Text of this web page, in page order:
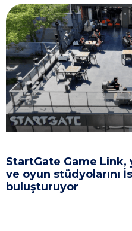
StartGate Game Link,
ve oyun stüdyolarını
buluşturuyor